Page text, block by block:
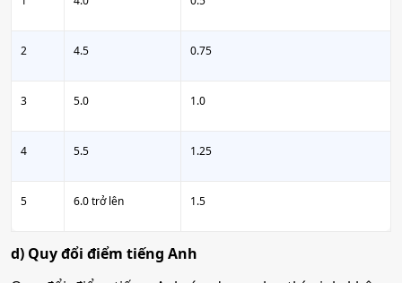
2 4.5 0.75
3 5.0 1.0
4 5.5 1.25
5 6.0 trở lên 1.5
d) Quy đổi điểm tiếng Anh